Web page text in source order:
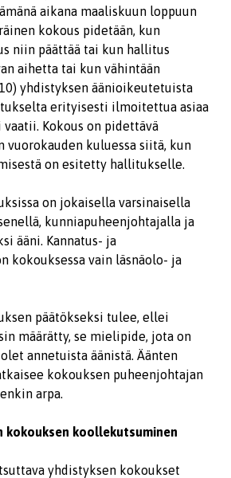
aikana maaliskuun loppuun
kokous pidetään, kun
niin päättää tai kun hallitus
aihetta tai kun vähintään
yhdistyksen äänioikeutetuista
erityisesti ilmoitettua asiaa
Kokous on pidettävä
vuorokauden kuluessa siitä, kun
on esitetty hallitukselle.
on jokaisella varsinaisella
kunniapuheenjohtajalla ja
ääni. Kannatus- ja
kokouksessa vain läsnäolo- ja
päätökseksi tulee, ellei
määrätty, se mielipide, jota on
annetuista äänistä. Äänten
kokouksen puheenjohtajan
arpa.
koollekutsuminen
yhdistyksen kokoukset